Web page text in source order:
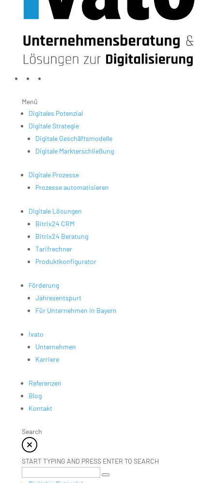
Menü
Digitales Potenzial
Digitale Strategie
Digitale Geschäftsmodelle
Digitale Markterschließung
Digitale Prozesse
Prozesse automatisieren
Digitale Lösungen
Bitrix24 CRM
Bitrix24 Beratung
Tarifrechner
Produktkonfigurator
Förderung
Jahresentspurt
Für Unternehmen in Bayern
Ivato
Unternehmen
Karriere
Referenzen
Blog
Kontakt
Search
START TYPING AND PRESS ENTER TO SEARCH